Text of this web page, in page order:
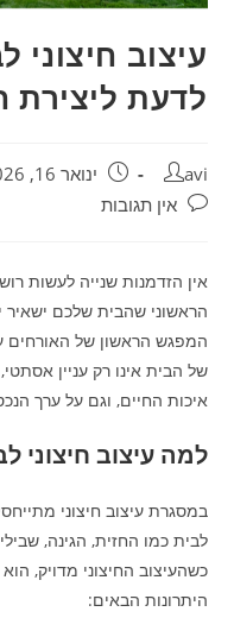
עיצוב
לדעת ליצירת
avi ינואר 16, 2026
אין תגובות
אין הזדמנות שנייה לעשות
הראשוני שהבית שלכם
המפגש הראשון של האורחים
של הבית אינו רק עניין
איכות החיים, וגם על ערך
למה עיצוב חיצוני
במסגרת עיצוב חיצוני
לבית כמו החזית, הגינה,
כשהעיצוב החיצוני מדויק,
היתרונות הבאים: